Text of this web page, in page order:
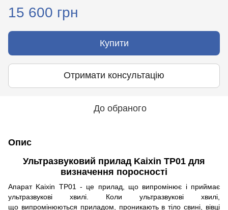
15 600 грн
Купити
Отримати консультацію
До обраного
Опис
Ультразвуковий прилад Kaixin ТР01 для
визначення поросності
Апарат Kaixin ТР01 - це прилад, що випромінює і приймає
ультразвукові хвилі. Коли ультразвукові хвилі,
що випромінюються приладом, проникають в тіло свині, вівці